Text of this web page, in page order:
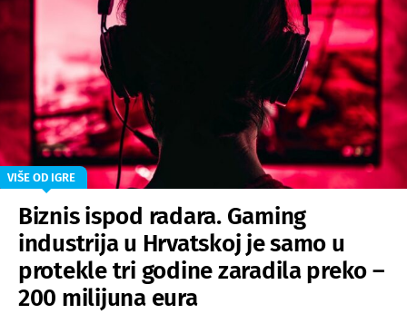
VIŠE OD IGRE
Biznis ispod radara. Gaming
industrija u Hrvatskoj je samo u
protekle tri godine zaradila preko –
200 milijuna eura